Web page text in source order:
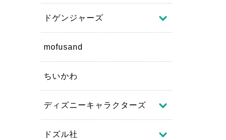
ドゲンジャーズ
mofusand
ちいかわ
ディズニーキャラクターズ
ドズル社